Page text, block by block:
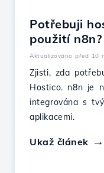
Potřebuji
použití n8n?
Aktualizováno před 10
Zjisti, zda
Hostico. n8n je
integrována s
aplikacemi.
Ukaž článek